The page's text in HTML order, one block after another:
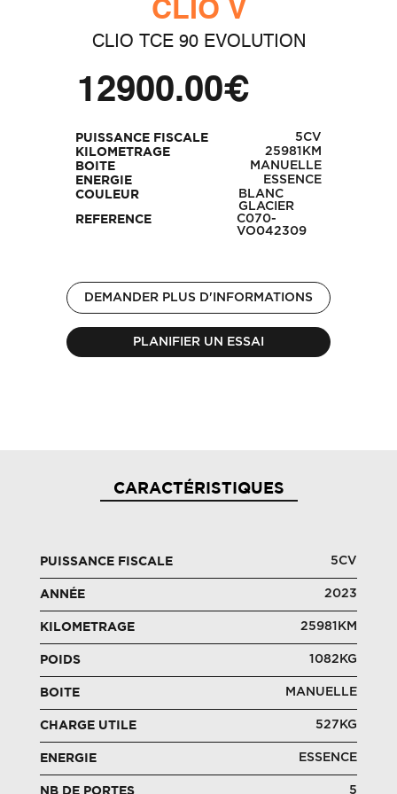
CLIO V
CLIO TCE 90 EVOLUTION
12900.00€
PUISSANCE FISCALE 5CV
KILOMETRAGE 25981KM
BOITE MANUELLE
ENERGIE ESSENCE
COULEUR
BLANC
GLACIER
REFERENCE
C070-
VO042309
DEMANDER PLUS D'INFORMATIONS
PLANIFIER UN ESSAI
CARACTÉRISTIQUES
PUISSANCE FISCALE 5CV
ANNÉE 2023
KILOMETRAGE 25981KM
POIDS 1082KG
BOITE MANUELLE
CHARGE UTILE 527KG
ENERGIE ESSENCE
NB DE PORTES 5